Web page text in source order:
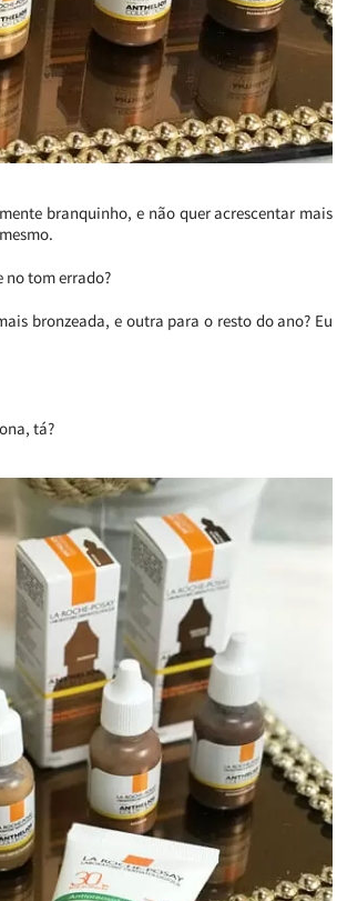
branquinho, e não quer acrescentar mais
no tom errado?
bronzeada, e outra para o resto do ano? Eu
tá?